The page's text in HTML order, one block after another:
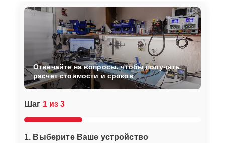
Шаг 1 из 3
1. Выберите Ваше устройство
Отвечайте на вопросы, чтобы получить
расчет стоимости и сроков